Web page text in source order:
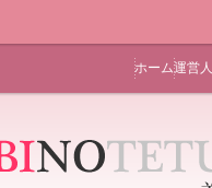
ホーム運営人